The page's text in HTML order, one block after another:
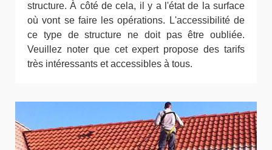
structure. À côté de cela, il y a l'état de la surface
où vont se faire les opérations. L'accessibilité de
ce type de structure ne doit pas être oubliée.
Veuillez noter que cet expert propose des tarifs
très intéressants et accessibles à tous.